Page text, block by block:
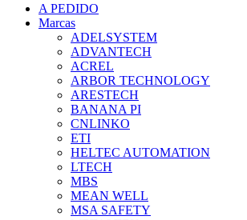
A PEDIDO
Marcas
ADELSYSTEM
ADVANTECH
ACREL
ARBOR TECHNOLOGY
ARESTECH
BANANA PI
CNLINKO
ETI
HELTEC AUTOMATION
LTECH
MBS
MEAN WELL
MSA SAFETY